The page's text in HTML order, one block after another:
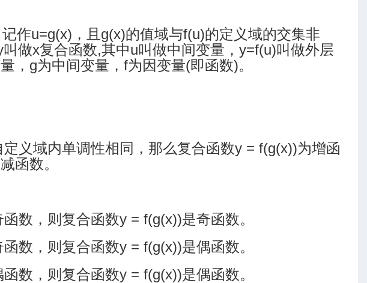
作u=g(x)，且g(x)的值域与f(u)的定义域的交集非
做x复合函数,其中u叫做中间变量，y=f(u)叫做外层
，g为中间变量，f为因变量(即函数)。
义域内单调性相同，那么复合函数y = f(g(x))为增函
函数。
数，则复合函数y = f(g(x))是奇函数。
数，则复合函数y = f(g(x))是偶函数。
数，则复合函数y = f(g(x))是偶函数。